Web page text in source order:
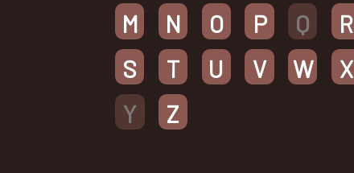
M
N O P Q
R
S
T U V W
X
Y
Z